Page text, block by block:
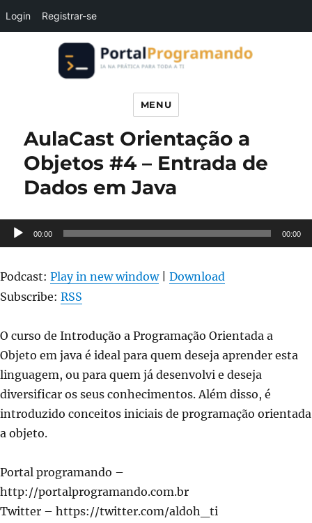
Login Registrar-se
Portal Programando
MENU
AulaCast Orientação a
Objetos #4 – Entrada de
Dados em Java
Tocador
de
00:00 00:00
Podcast: Play in new window| Download
Subscribe: RSS
O curso de Introdução a Programação Orientada a
Objeto em java é ideal para quem deseja aprender esta
linguagem, ou para quem já desenvolvi e deseja
diversificar os seus conhecimentos. Além disso, é
introduzido conceitos iniciais de programação orientada
a objeto.
Portal programando –
http://portalprogramando.com.br
Twitter – https://twitter.com/aldoh_ti